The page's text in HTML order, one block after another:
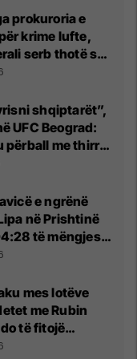
prokuroria e
krime lufte,
serb thotë se
në
shqiptarët”,
UFC Beograd:
përball me thirrje
nga
e ngrënë
në Prishtinë
të mëngjesit
digjitale serbe
mes lotëve
me Rubin
të fitojë
Moska